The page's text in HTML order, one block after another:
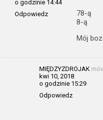
o godzinie 14:44
Odpowiedz
78-ą
8-ą
Mój
MIĘDZYZDROJAK
kwi 10, 2018
o godzinie 15:29
Odpowiedz